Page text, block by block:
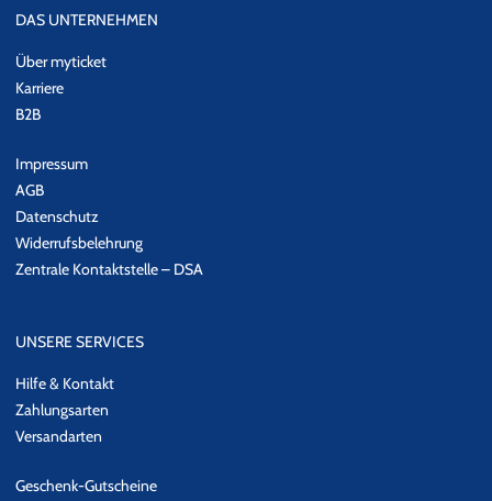
DAS UNTERNEHMEN
Über myticket
Karriere
B2B
Impressum
AGB
Datenschutz
Widerrufsbelehrung
Zentrale Kontaktstelle – DSA
UNSERE SERVICES
Hilfe & Kontakt
Zahlungsarten
Versandarten
Geschenk-Gutscheine